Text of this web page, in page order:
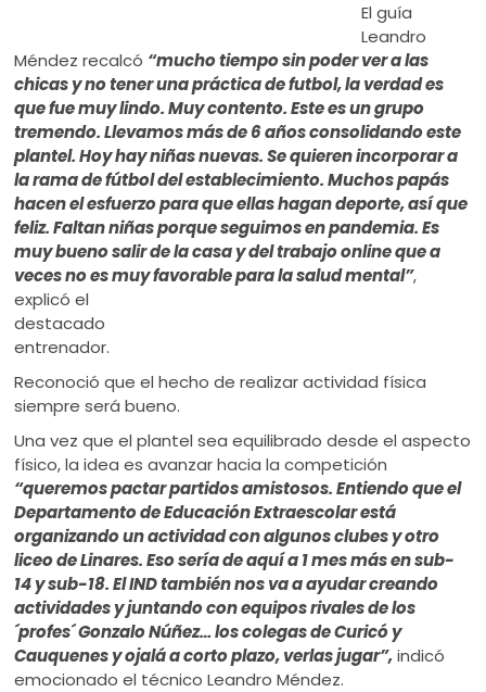
El guía
Leandro
Méndez recalcó “mucho tiempo sin poder ver a las
chicas y no tener una práctica de futbol, la verdad es
que fue muy lindo. Muy contento. Este es un grupo
tremendo. Llevamos más de 6 años consolidando este
plantel. Hoy hay niñas nuevas. Se quieren incorporar a
la rama de fútbol del establecimiento. Muchos papás
hacen el esfuerzo para que ellas hagan deporte, así que
feliz. Faltan niñas porque seguimos en pandemia. Es
muy bueno salir de la casa y del trabajo online que a
veces no es muy favorable para la salud mental”,
explicó el
destacado
entrenador.
Reconoció que el hecho de realizar actividad física
siempre será bueno.
Una vez que el plantel sea equilibrado desde el aspecto
físico, la idea es avanzar hacia la competición
“queremos pactar partidos amistosos. Entiendo que el
Departamento de Educación Extraescolar está
organizando un actividad con algunos clubes y otro
liceo de Linares. Eso sería de aquí a 1 mes más en sub-
14 y sub-18. El IND también nos va a ayudar creando
actividades y juntando con equipos rivales de los
´profes´ Gonzalo Núñez… los colegas de Curicó y
Cauquenes y ojalá a corto plazo, verlas jugar”, indicó
emocionado el técnico Leandro Méndez.